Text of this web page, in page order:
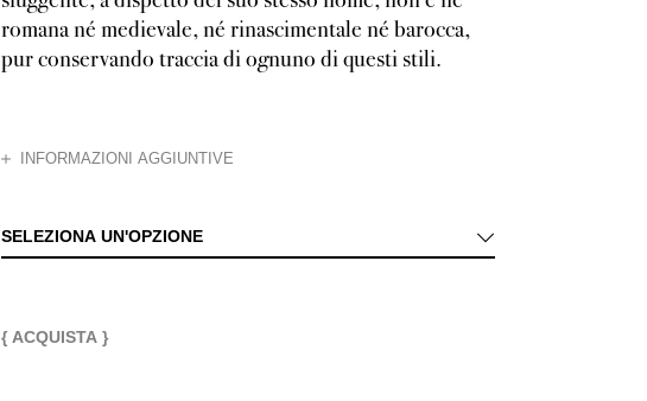
romana né medievale, né rinascimentale né barocca,
pur conservando traccia di ognuno di questi stili.
INFORMAZIONI AGGIUNTIVE
Arroccata su un colle che domina due valli marchigiane, ben difesa da nemici e pirati,
SELEZIONA UN'OPZIONE
{ ACQUISTA }